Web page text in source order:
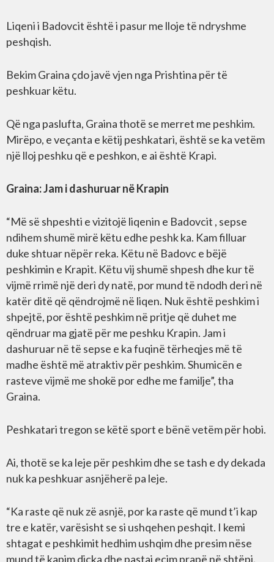
Liqeni i Badovcit është i pasur me lloje të ndryshme
peshqish.
Bekim Graina çdo javë vjen nga Prishtina për të
peshkuar këtu.
Që nga paslufta, Graina thotë se merret me peshkim.
Mirëpo, e veçanta e këtij peshkatari, është se ka vetëm
një lloj peshku që e peshkon, e ai është Krapi.
Graina: Jam i dashuruar në Krapin
“Më së shpeshti e vizitojë liqenin e Badovcit , sepse
ndihem shumë mirë këtu edhe peshk ka. Kam filluar
duke shtuar nëpër reka. Këtu në Badovc e bëjë
peshkimin e Krapit. Këtu vij shumë shpesh dhe kur të
vijmë rrimë një deri dy natë, por mund të ndodh deri në
katër ditë që qëndrojmë në liqen. Nuk është peshkim i
shpejtë, por është peshkim në pritje që duhet me
qëndruar ma gjatë për me peshku Krapin. Jam i
dashuruar në të sepse e ka fuqinë tërheqjes më të
madhe është më atraktiv për peshkim. Shumicën e
rasteve vijmë me shokë por edhe me familje”, tha
Graina.
Peshkatari tregon se këtë sport e bënë vetëm për hobi.
Ai, thotë se ka leje për peshkim dhe se tash e dy dekada
nuk ka peshkuar asnjëherë pa leje.
“Ka raste që nuk zë asnjë, por ka raste që mund t’i kap
tre e katër, varësisht se si ushqehen peshqit. I kemi
shtagat e peshkimit hedhim ushqim dhe presim nëse
mund të kapim diçka dhe pastaj ecim prapë në shtëpi.